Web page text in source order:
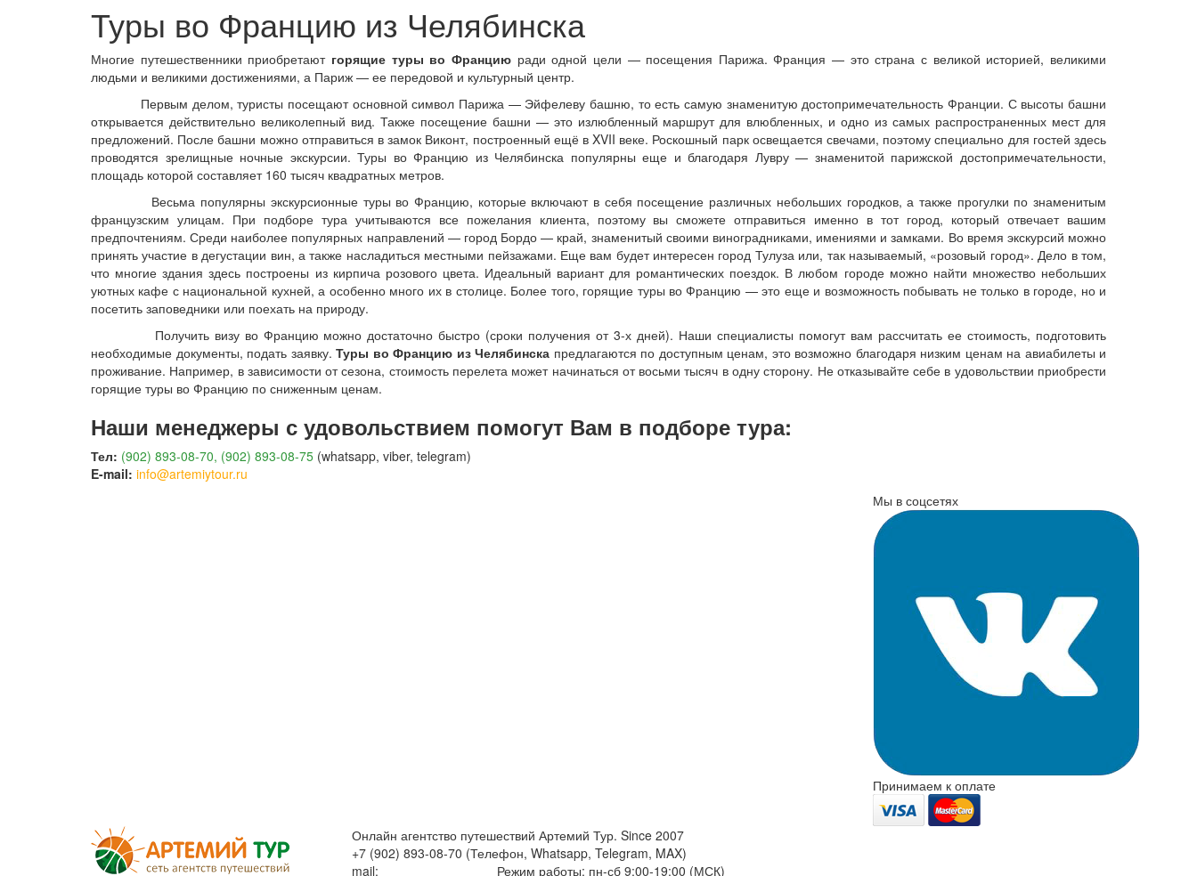
Туры во Францию из Челябинска
Многие путешественники приобретают горящие туры во Франциюради одной цели — посещения Парижа. Франция — это страна с великой историей, великими
людьми и великими достижениями, а Париж — ее передовой и культурный центр.
Первым делом, туристы посещают основной символ Парижа — Эйфелеву башню, то есть самую знаменитую достопримечательность Франции. С высоты башни
открывается действительно великолепный вид. Также посещение башни — это излюбленный маршрут для влюбленных, и одно из самых распространенных мест для
предложений. После башни можно отправиться в замок Виконт, построенный ещё в XVII веке. Роскошный парк освещается свечами, поэтому специально для гостей здесь
проводятся зрелищные ночные экскурсии. Туры во Францию из Челябинска популярны еще и благодаря Лувру — знаменитой парижской достопримечательности,
площадь которой составляет 160 тысяч квадратных метров.
Весьма популярны экскурсионные туры во Францию, которые включают в себя посещение различных небольших городков, а также прогулки по знаменитым
французским улицам. При подборе тура учитываются все пожелания клиента, поэтому вы сможете отправиться именно в тот город, который отвечает вашим
предпочтениям. Среди наиболее популярных направлений — город Бордо — край, знаменитый своими виноградниками, имениями и замками. Во время экскурсий можно
принять участие в дегустации вин, а также насладиться местными пейзажами. Еще вам будет интересен город Тулуза или, так называемый, «розовый город». Дело в том,
что многие здания здесь построены из кирпича розового цвета. Идеальный вариант для романтических поездок. В любом городе можно найти множество небольших
уютных кафе с национальной кухней, а особенно много их в столице. Более того, горящие туры во Францию — это еще и возможность побывать не только в городе, но и
посетить заповедники или поехать на природу.
Получить визу во Францию можно достаточно быстро (сроки получения от 3-х дней). Наши специалисты помогут вам рассчитать ее стоимость, подготовить
необходимые документы, подать заявку. Туры во Францию из Челябинска предлагаются по доступным ценам, это возможно благодаря низким ценам на авиабилеты и
проживание. Например, в зависимости от сезона, стоимость перелета может начинаться от восьми тысяч в одну сторону. Не отказывайте себе в удовольствии приобрести
горящие туры во Францию по сниженным ценам.
Наши менеджеры с удовольствием помогут Вам в подборе тура:
Тел: (902) 893-08-70, (902) 893-08-75 (whatsapp, viber, telegram)
E-mail: info@artemiytour.ru
Мы в соцсетях
Принимаем к оплате
Онлайн агентство путешествий Артемий Тур. Since 2007
+7 (902) 893-08-70 (Телефон, Whatsapp, Telegram, MAX)
mail:
Режим работы: пн-сб 9:00-19:00 (МСК)